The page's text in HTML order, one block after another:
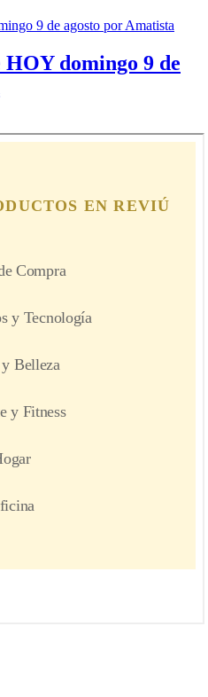
domingo 9 de